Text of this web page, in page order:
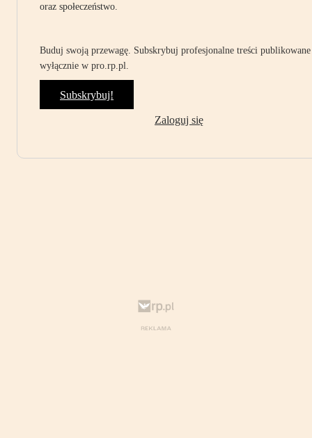
oraz społeczeństwo.
Buduj swoją przewagę. Subskrybuj profesjonalne treści publikowane
wyłącznie w pro.rp.pl.
Subskrybuj!
Zaloguj się